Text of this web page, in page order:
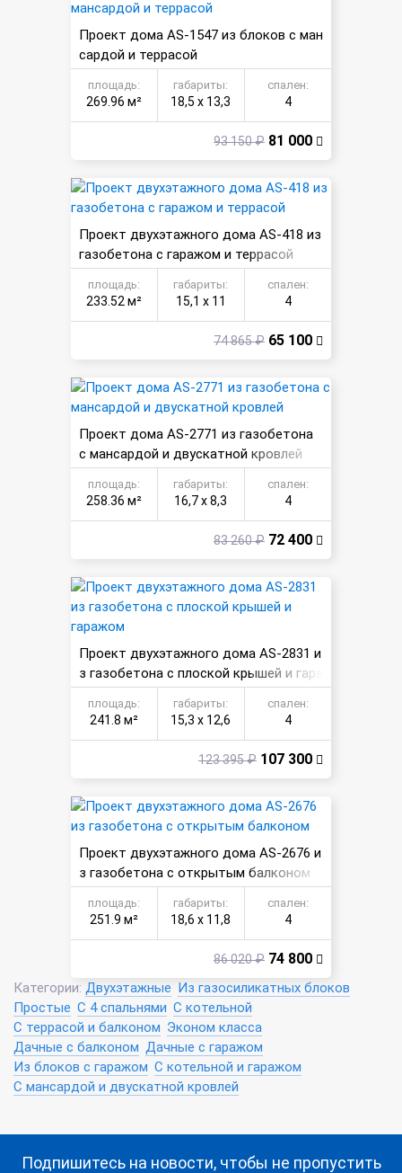
Проект дома AS-1547 из блоков с ман
сардой и террасой
площадь:
269.96 м²
габариты:
18,5 х 13,3
спален:
4
93 150 ₽ 81 000
Проект двухэтажного дома AS-418 из
газобетона с гаражом и террасой
площадь:
233.52 м²
габариты:
15,1 х 11
спален:
4
74 865 ₽ 65 100
Проект дома AS-2771 из газобетона
с мансардой и двускатной кровлей
площадь:
258.36 м²
габариты:
16,7 х 8,3
спален:
4
83 260 ₽ 72 400
Проект двухэтажного дома AS-2831 и
з газобетона с плоской крышей и гара
жом
площадь:
241.8 м²
габариты:
15,3 х 12,6
спален:
4
123 395 ₽ 107 300
Проект двухэтажного дома AS-2676 и
з газобетона с открытым балконом
площадь:
251.9 м²
габариты:
18,6 х 11,8
спален:
4
86 020 ₽ 74 800
Категории: Двухэтажные Из газосиликатных блоков
Простые С 4 спальнями С котельной
С террасой и балконом Эконом класса
Дачные с балконом Дачные с гаражом
Из блоков с гаражом С котельной и гаражом
С мансардой и двускатной кровлей
Подпишитесь на новости, чтобы не пропустить